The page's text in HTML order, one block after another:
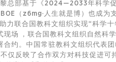
总部基于《2024—2033年科学
（z6mg·人生就是博）也成为
联合国教科文组织实现“科学十
现场，联合国教科文组织自然
约。中国常驻教科文组织代表
反映了合作双方对科技促进可持